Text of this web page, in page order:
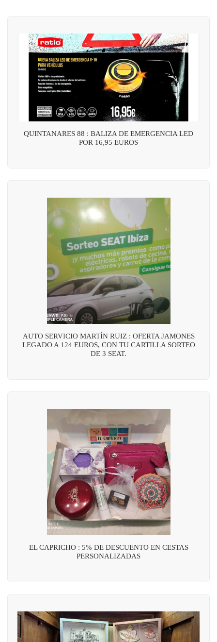
QUINTANARES 88 : BALIZA DE EMERGENCIA LED
POR 16,95 EUROS
AUTO SERVICIO MARTÍN RUIZ : OFERTA JAMONES
LEGADO A 124 EUROS, CON TU CARTILLA SORTEO
DE 3 SEAT.
EL CAPRICHO : 5% DE DESCUENTO EN CESTAS
PERSONALIZADAS